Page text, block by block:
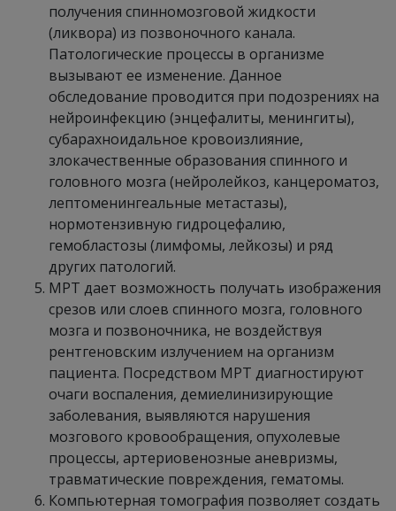
получения спинномозговой жидкости
(ликвора) из позвоночного канала.
Патологические процессы в организме
вызывают ее изменение. Данное
обследование проводится при подозрениях на
нейроинфекцию (энцефалиты, менингиты),
субарахноидальное кровоизлияние,
злокачественные образования спинного и
головного мозга (нейролейкоз, канцероматоз,
лептоменингеальные метастазы),
нормотензивную гидроцефалию,
гемобластозы (лимфомы, лейкозы) и ряд
других патологий.
МРТ дает возможность получать изображения
срезов или слоев спинного мозга, головного
мозга и позвоночника, не воздействуя
рентгеновским излучением на организм
пациента. Посредством МРТ диагностируют
очаги воспаления, демиелинизирующие
заболевания, выявляются нарушения
мозгового кровообращения, опухолевые
процессы, артериовенозные аневризмы,
травматические повреждения, гематомы.
Компьютерная томография позволяет создать